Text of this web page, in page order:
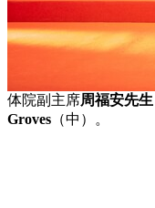
体院副主席周福安先生
Groves （中）。